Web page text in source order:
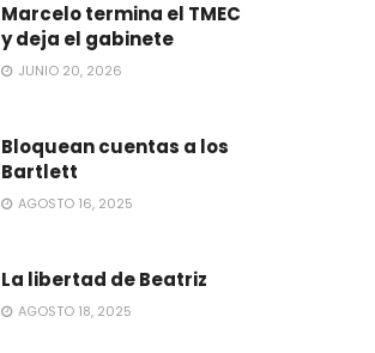
Marcelo termina el TMEC
y deja el gabinete
JUNIO 20, 2026
Bloquean cuentas a los
Bartlett
AGOSTO 16, 2025
La libertad de Beatriz
AGOSTO 18, 2025